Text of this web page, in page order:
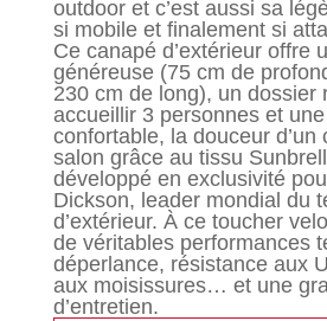
outdoor et c’est aussi sa
si mobile et finalement si
Ce canapé d’extérieur offre
généreuse (75 cm de
230 cm de long), un dossier
accueillir 3 personnes et
confortable, la douceur d’un
salon grâce au tissu
développé en exclusivité
Dickson, leader mondial du
d’extérieur. À ce toucher
de véritables performances
déperlance, résistance aux
aux moisissures… et une
d’entretien.